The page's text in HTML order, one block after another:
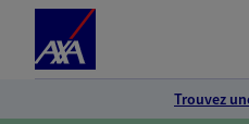
Trouvez